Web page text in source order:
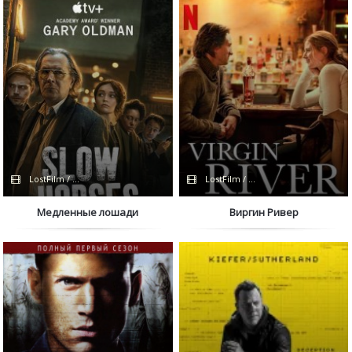
LostFilm / Сериалы 2021 / Apple TV+
Медленные лошади
LostFilm / NewStudio / Netflix
Виргин Ривер